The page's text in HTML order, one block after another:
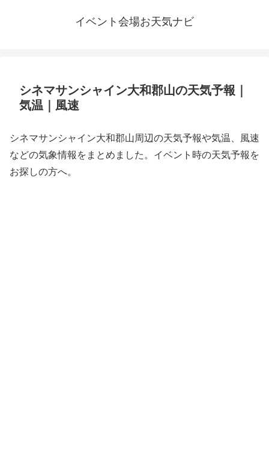
イベント会場お天気ナビ
シネマサンシャイン大和郡山の天気予報｜
気温｜風速
シネマサンシャイン大和郡山周辺の天気予報や気温、風速
などの気象情報をまとめました。イベント時の天気予報を
お探しの方へ。